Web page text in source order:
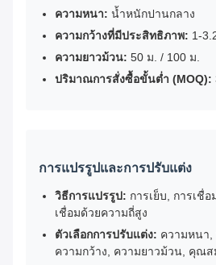
ความหนา: น้ำหนักปานกลาง
ความกว้างที่มีประสิทธิภาพ: 1-
ความยาวม้วน: 50 ม. / 100 ม.
ปริมาณการสั่งซื้อขั้นต่ำ (MOQ):
การแปรรูปและการปรับแต่ง
วิธีการแปรรูป: การเย็บ, การเชื่
เชื่อมด้วยความถี่สูง
ตัวเลือกการปรับแต่ง: ความหนา,
ความกว้าง, ความยาวม้วน, คุณ